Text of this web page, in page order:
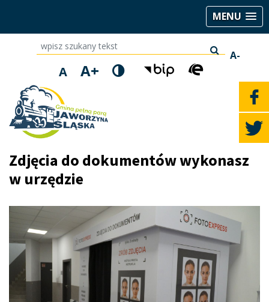
MENU
wpisz szukany tekst
A-
A A+
Zdjęcia do dokumentów wykonasz
w urzędzie